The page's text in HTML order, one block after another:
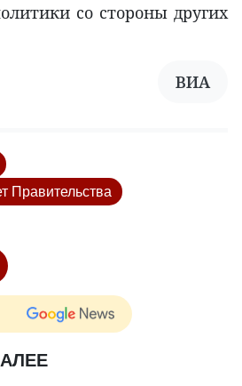
со стороны других
ВИА
Правительства